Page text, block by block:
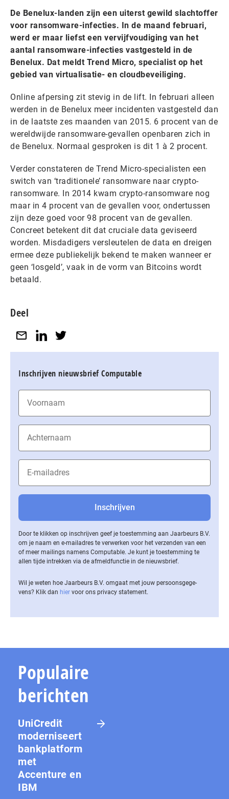
De Benelux-landen zijn een uiterst gewild slachtoffer
voor ransomware-infecties. In de maand februari,
werd er maar liefst een vervijfvoudiging van het
aantal ransomware-infecties vastgesteld in de
Benelux. Dat meldt Trend Micro, specialist op het
gebied van virtualisatie- en cloudbeveiliging.
Online afpersing zit stevig in de lift. In februari alleen
werden in de Benelux meer incidenten vastgesteld dan
in de laatste zes maanden van 2015. 6 procent van de
wereldwijde ransomware-gevallen openbaren zich in
de Benelux. Normaal gesproken is dit 1 à 2 procent.
Verder constateren de Trend Micro-specialisten een
switch van ‘traditionele’ ransomware naar crypto-
ransomware. In 2014 kwam crypto-ransomware nog
maar in 4 procent van de gevallen voor, ondertussen
zijn deze goed voor 98 procent van de gevallen.
Concreet betekent dit dat cruciale data geviseerd
worden. Misdadigers versleutelen de data en dreigen
ermee deze publiekelijk bekend te maken wanneer er
geen ‘losgeld’, vaak in de vorm van Bitcoins wordt
betaald.
Deel
Inschrijven nieuwsbrief Computable
Door te klikken op inschrijven geef je toestemming aan Jaarbeurs B.V.
om je naam en e-mailadres te verwerken voor het verzenden van een
of meer mailings namens Computable. Je kunt je toestemming te
allen tijde intrekken via de af­meld­func­tie in de nieuwsbrief.
Wil je weten hoe Jaarbeurs B.V. omgaat met jouw per­soons­ge­ge­
vens? Klik dan hier voor ons privacy statement.
Populaire
berichten
UniCredit
moderniseert
bankplatform
met
Accenture en
IBM